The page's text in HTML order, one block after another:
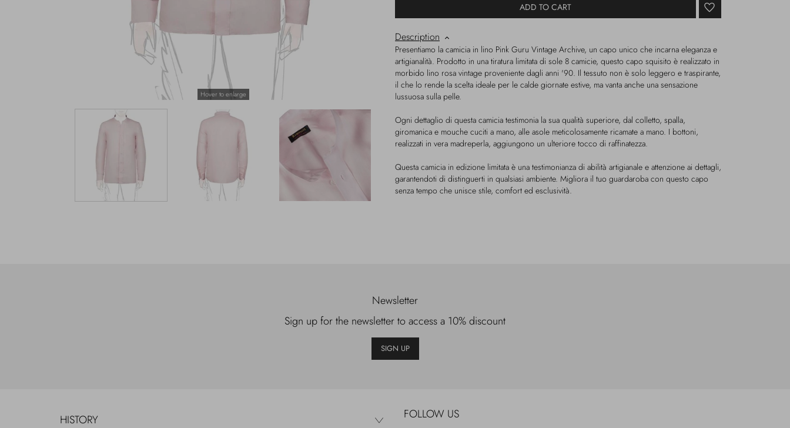
Hover to enlarge
ADD TO CART
Description
Presentiamo la camicia in lino Pink Guru Vintage Archive, un capo unico che incarna eleganza e
artigianalità. Prodotto in una tiratura limitata di sole 8 camicie, questo capo squisito è realizzato in
morbido lino rosa vintage proveniente dagli anni '90. Il tessuto non è solo leggero e traspirante,
il che lo rende la scelta ideale per le calde giornate estive, ma vanta anche una sensazione
lussuosa sulla pelle.
Ogni dettaglio di questa camicia testimonia la sua qualità superiore, dal colletto, spalla,
giromanica e mouche cuciti a mano, alle asole meticolosamente ricamate a mano. I bottoni,
realizzati in vera madreperla, aggiungono un ulteriore tocco di raffinatezza.
Questa camicia in edizione limitata è una testimonianza di abilità artigianale e attenzione ai dettagli,
garantendoti di distinguerti in qualsiasi ambiente. Migliora il tuo guardaroba con questo capo
senza tempo che unisce stile, comfort ed esclusività.
Newsletter
Sign up for the newsletter to access a 10% discount
SIGN UP
HISTORY FOLLOW US